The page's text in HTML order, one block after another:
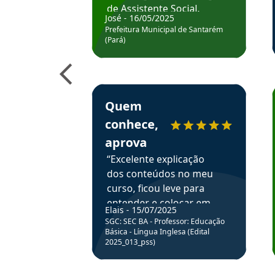
de Assistente Social.
Hoje estou atuando na
Prefeitura de Santarém.
José - 16/05/2025
Prefeitura Municipal de Santarém
(Pará)
Estudante Elais recomenda o Aprova
Quem
conhece,
aprova
“Excelente explicação
dos conteúdos no meu
curso, ficou leve para
entender e colocar em
prática através da
resolução de questões.”
Elais - 15/07/2025
SGC: SEC BA - Professor: Educação
Básica - Língua Inglesa (Edital
2025_013_pss)